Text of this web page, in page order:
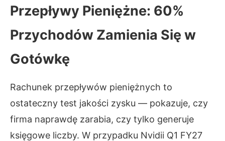
Przepływy Pieniężne: 60%
Przychodów Zamienia Się w
Gotówkę
Rachunek przepływów pieniężnych to
ostateczny test jakości zysku — pokazuje, czy
firma naprawdę zarabia, czy tylko generuje
księgowe liczby. W przypadku Nvidii Q1 FY27